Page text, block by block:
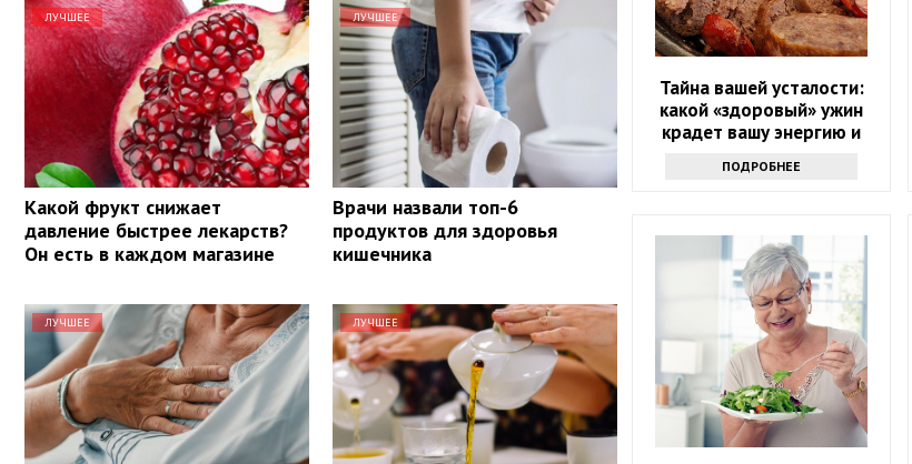
ЛУЧШЕЕ
Какой фрукт снижает
давление быстрее лекарств?
Он есть в каждом магазине
ЛУЧШЕЕ
Врачи назвали топ-6
продуктов для здоровья
кишечника
ЛУЧШЕЕ ЛУЧШЕЕ
Тайна вашей усталости:
какой «здоровый» ужин
крадет вашу энергию и
ПОДРОБНЕЕ